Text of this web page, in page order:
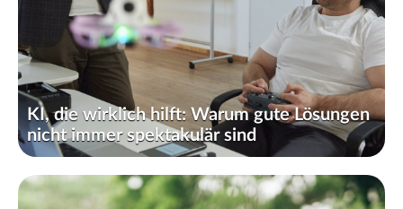
KI, die wirklich hilft: Warum gute Lösungen
nicht immer spektakulär sind